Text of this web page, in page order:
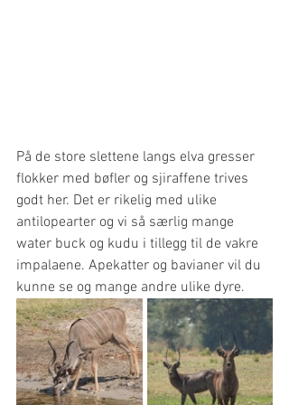
På de store slettene langs elva gresser
flokker med bøfler og sjiraffene trives
godt her. Det er rikelig med ulike
antilopearter og vi så særlig mange
water buck og kudu i tillegg til de vakre
impalaene. Apekatter og bavianer vil du
kunne se og mange andre ulike dyre.